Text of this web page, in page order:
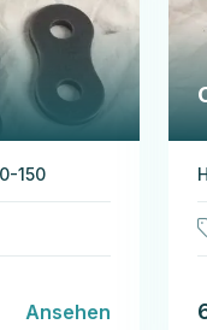
150
Ansehen